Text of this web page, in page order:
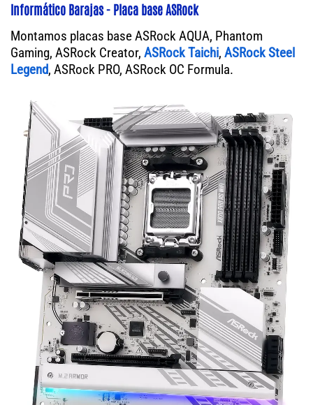
Informático Barajas - Placa base ASRock
Montamos placas base ASRock AQUA, Phantom
Gaming, ASRock Creator, ASRock Taichi, ASRock Steel
Legend, ASRock PRO, ASRock OC Formula.